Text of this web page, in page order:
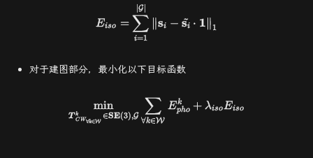
Eiso =
i=1
∑
G∣
∥si − si
~ ⋅ 1∥1
对于建图部分，最小化以下目标函数
T CW∀k∈W
k ∈SE(3),G
min
∀k∈W
∑ Epho
k + λisoEiso